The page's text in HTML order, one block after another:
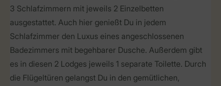
3 Schlafzimmern mit jeweils 2 Einzelbetten
ausgestattet. Auch hier genießt Du in jedem
Schlafzimmer den Luxus eines angeschlossenen
Badezimmers mit begehbarer Dusche. Außerdem gibt
es in diesen 2 Lodges jeweils 1 separate Toilette. Durch
die Flügeltüren gelangst Du in den gemütlichen,